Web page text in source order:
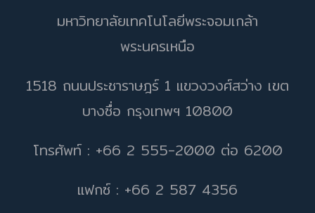
มหาวิทยาลัยเทคโนโลยีพระจอมเกล้า
พระนครเหนือ
1518 ถนนประชาราษฎร์ 1 แขวงวงศ์สว่าง เขต
บางซื่อ กรุงเทพฯ 10800
โทรศัพท์ : +66 2 555-2000 ต่อ 6200
แฟกซ์ : +66 2 587 4356